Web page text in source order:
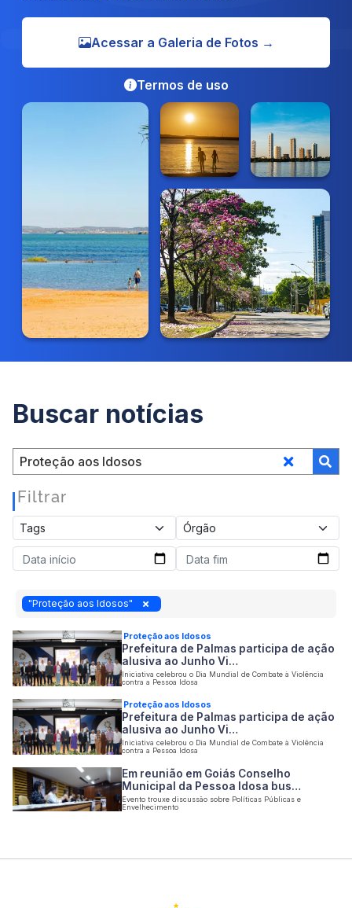
Termos de uso
Acessar a Galeria de Fotos →
Buscar notícias
Filtrar
"Proteção aos Idosos"
Proteção aos Idosos
Prefeitura de Palmas participa de ação
alusiva ao Junho Vi…
Iniciativa celebrou o Dia Mundial de Combate à Violência
contra a Pessoa Idosa
Proteção aos Idosos
Prefeitura de Palmas participa de ação
alusiva ao Junho Vi…
Iniciativa celebrou o Dia Mundial de Combate à Violência
contra a Pessoa Idosa
Em reunião em Goiás Conselho
Municipal da Pessoa Idosa bus…
Evento trouxe discussão sobre Políticas Públicas e
Envelhecimento